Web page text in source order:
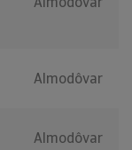
Almodôvar
Almodôvar